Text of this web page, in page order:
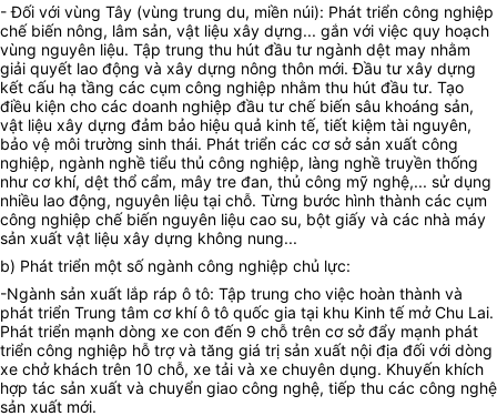
- Đối với vùng Tây (vùng trung du, miền núi): Phát triển công nghiệp
chế biến nông, lâm sản, vật liệu xây dựng... gắn với việc quy hoạch
vùng nguyên liệu. Tập trung thu hút đầu tư ngành dệt may nhằm
giải quyết lao động và xây dựng nông thôn mới.Đầu tư xây dựng
kết cấu hạ tầng các cụm công nghiệp nhằm thu hút đầu tư. Tạo
điều kiện cho các doanh nghiệp đầu tư chế biến sâu khoáng sản,
vật liệu xây dựng đảm bảo hiệu quả kinh tế, tiết kiệm tài nguyên,
bảo vệ môi trường sinh thái. Phát triển các cơ sở sản xuất công
nghiệp, ngành nghề tiểu thủ công nghiệp, làng nghề truyền thống
như cơ khí, dệt thổ cẩm, mây tre đan, thủ công mỹ nghệ,... sử dụng
nhiều lao động, nguyên liệu tại chỗ. Từng bước hình thành các cụm
công nghiệp chế biến nguyên liệu cao su, bột giấy và các nhà máy
sản xuất vật liệu xây dựng không nung...
b) Phát triển một số ngành công nghiệp chủ lực:
-Ngành sản xuất lắp ráp ô tô: Tập trung cho việc hoàn thành và
phát triển Trung tâm cơ khí ô tô quốc gia tại khu Kinh tế mở Chu Lai.
Phát triển mạnh dòng xe con đến 9 chỗ trên cơ sở đẩy mạnh phát
triển công nghiệp hỗ trợ và tăng giá trị sản xuất nội địa đối với dòng
xe chở khách trên 10 chỗ, xe tải và xe chuyên dụng. Khuyến khích
hợp tác sản xuất và chuyển giao công nghệ, tiếp thu các công nghệ
sản xuất mới.